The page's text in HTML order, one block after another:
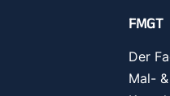
FMGT
Der
Mal-